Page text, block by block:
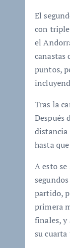
El
con
el
canastas
puntos,
Tras la
Después
distancia
hasta
A esto
partido,
primera
finales, y
su cuarta